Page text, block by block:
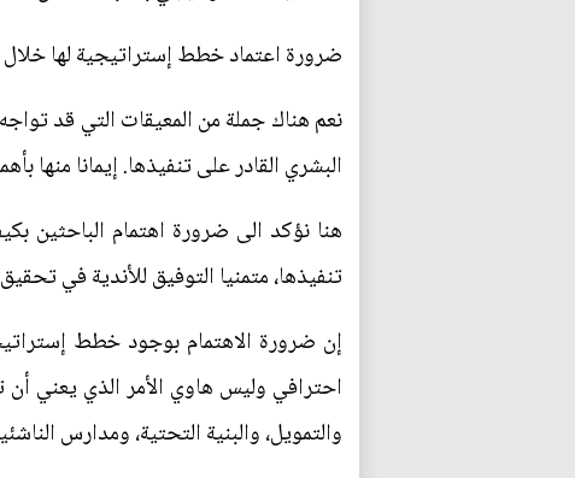
ضرورة اعتماد خطط إستراتيجية لها خلال
نعم هناك جملة من المعيقات التي قد
البشري القادر على تنفيذها. إيمانا منها
هنا نؤكد الى ضرورة اهتمام الباحثين
تنفيذها، متمنيا التوفيق للأندية في
إن ضرورة الاهتمام بوجود خطط
احترافي وليس هاوي الأمر الذي يعني أن
والتمويل، والبنية التحتية، ومدارس